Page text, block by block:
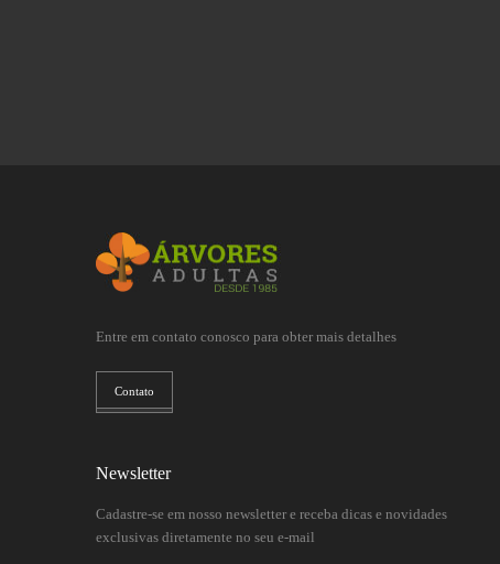
Entre em contato conosco para obter mais detalhes
Contato
Newsletter
Cadastre-se em nosso newsletter e receba dicas e novidades
exclusivas diretamente no seu e-mail